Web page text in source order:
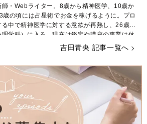
・Webライター。8歳から精神医学、10歳か
歳の頃には占星術でお金を稼げるように。プロ
中で精神医学に対する意欲が再熱し、26歳で
学科）に入る。現在は鑑定や講座の事業は休
関するWebライターとして生計を立てながら学
吉田青央 記事一覧へ